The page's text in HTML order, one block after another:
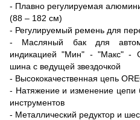
- Плавно регулируемая
(88 – 182 см)
- Регулируемый ремень для
- Масляный бак для
индикацией "Мин" - "Макс" -
шина с ведущей звездочкой
- Высококачественная цепь
- Натяжение и изменение цепи
инструментов
- Металлический редуктор и